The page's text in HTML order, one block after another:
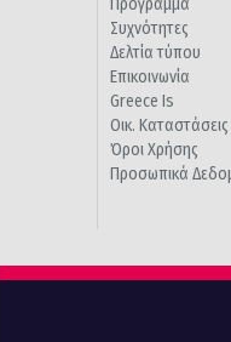
Πρόγραμμα
Συχνότητες
Δελτία τύπου
Επικοινωνία
Greece Is
Οικ. Καταστάσεις
Όροι Χρήσης
Προσωπικά